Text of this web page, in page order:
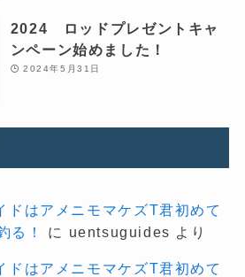
2024 ロッドプレゼントキャ
ンペーン始めました！
2024年5月31日
ドはアメニモマケズT君初めて
る！
に uentsuguides より
ドはアメニモマケズT君初めて